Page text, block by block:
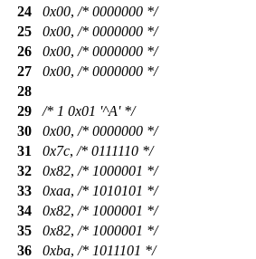
24
0x00, /* 0000000 */
25
0x00, /* 0000000 */
26
0x00, /* 0000000 */
27
0x00, /* 0000000 */
28
29
/* 1 0x01 '^A' */
30
0x00, /* 0000000 */
31
0x7c, /* 0111110 */
32
0x82, /* 1000001 */
33
0xaa, /* 1010101 */
34
0x82, /* 1000001 */
35
0x82, /* 1000001 */
36
0xba, /* 1011101 */